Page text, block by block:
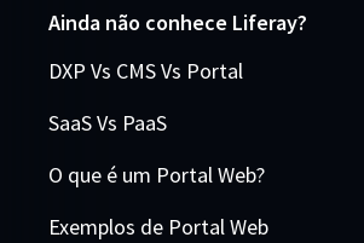
Ainda não conhece Liferay?
DXP Vs CMS Vs Portal
SaaS Vs PaaS
O que é um Portal Web?
Exemplos de Portal Web